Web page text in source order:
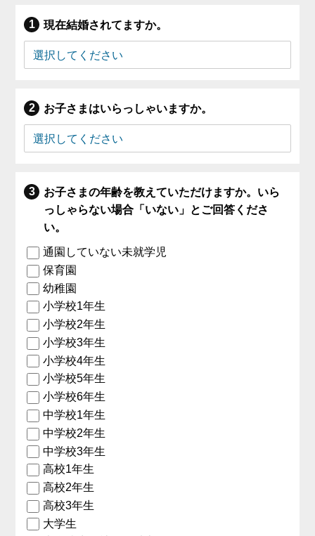
現在結婚されてますか。
お子さまはいらっしゃいますか。
お子さまの年齢を教えていただけますか。いら
っしゃらない場合「いない」とご回答くださ
い。
通園していない未就学児
保育園
幼稚園
小学校1年生
小学校2年生
小学校3年生
小学校4年生
小学校5年生
小学校6年生
中学校1年生
中学校2年生
中学校3年生
高校1年生
高校2年生
高校3年生
大学生